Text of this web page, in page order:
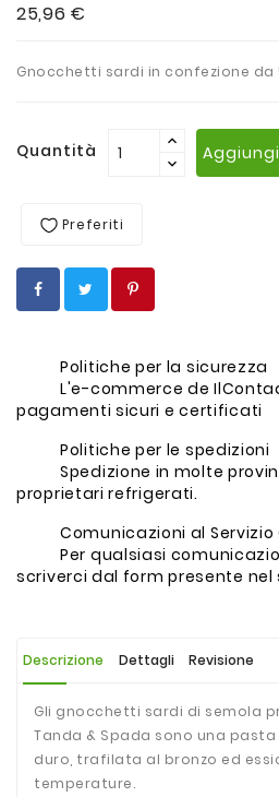
25,96 €
Gnocchetti sardi in confezione da
Quantità
Preferiti
Politiche per la sicurezza
L'e-commerce de
pagamenti sicuri e certificati
Politiche per le spedizioni
Spedizione in molte
proprietari refrigerati.
Comunicazioni al Servizio
Per qualsiasi
scriverci dal form presente nel
Descrizione Dettagli Revisione
Gli gnocchetti sardi di semola
Tanda & Spada sono una
duro, trafilata al bronzo ed
temperature.